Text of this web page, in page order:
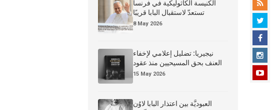
الكنيسة الكاثوليكية في فرنسا
تستعدّ لاستقبال البابا قريبًا
8 May 2026
نيجيريا: تضليل إعلامي لإخفاء
العنف بحق المسيحيين منذ عقود
15 May 2026
العبوديَّة بين اعتذار البابا لاوُن